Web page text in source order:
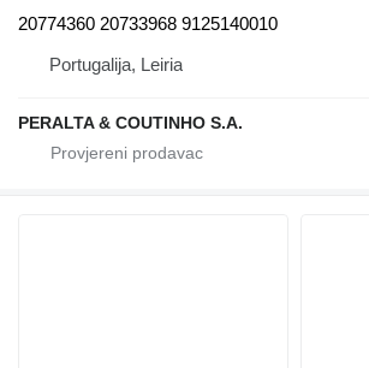
20774360 20733968 9125140010
Portugalija, Leiria
PERALTA & COUTINHO S.A.